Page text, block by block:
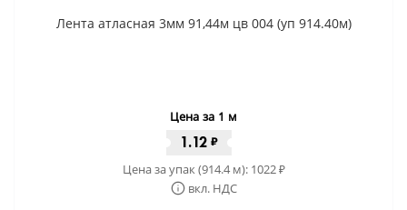
Лента атласная 3мм 91,44м цв 004 (уп 914.40м)
Цена за 1 м
1.12 ₽
Цена за упак (914.4 м): 1022₽
вкл. НДС